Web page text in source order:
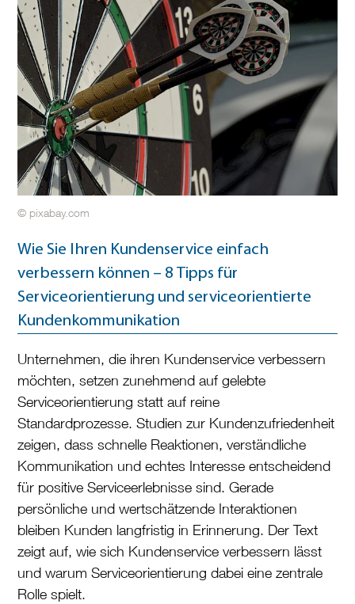
© pixabay.com
Wie Sie Ihren Kundenservice einfach
verbessern können – 8 Tipps für
Serviceorientierung und serviceorientierte
Kundenkommunikation
Unternehmen, die ihren Kundenservice verbessern
möchten, setzen zunehmend auf gelebte
Serviceorientierung statt auf reine
Standardprozesse. Studien zur Kundenzufriedenheit
zeigen, dass schnelle Reaktionen, verständliche
Kommunikation und echtes Interesse entscheidend
für positive Serviceerlebnisse sind. Gerade
persönliche und wertschätzende Interaktionen
bleiben Kunden langfristig in Erinnerung. Der Text
zeigt auf, wie sich Kundenservice verbessern lässt
und warum Serviceorientierung dabei eine zentrale
Rolle spielt.